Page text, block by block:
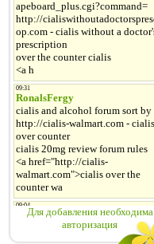
Для добавления необходима
авторизация